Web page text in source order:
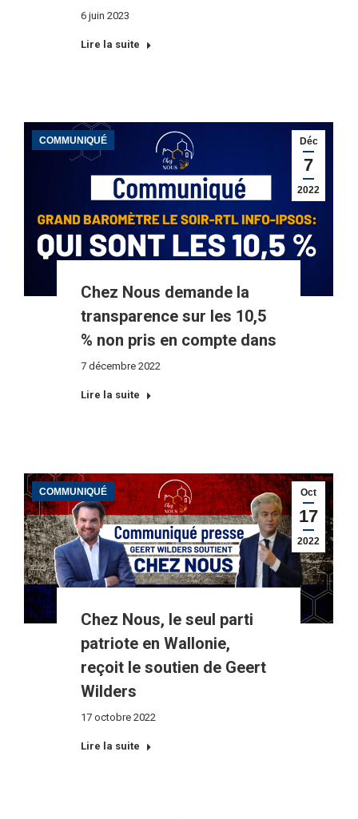
6 juin 2023
Lire la suite
Déc
7
2022
COMMUNIQUÉ
Chez Nous demande la
transparence sur les 10,5
% non pris en compte dans
7 décembre 2022
Lire la suite
Oct
17
2022
COMMUNIQUÉ
Chez Nous, le seul parti
patriote en Wallonie,
reçoit le soutien de Geert
Wilders
17 octobre 2022
Lire la suite